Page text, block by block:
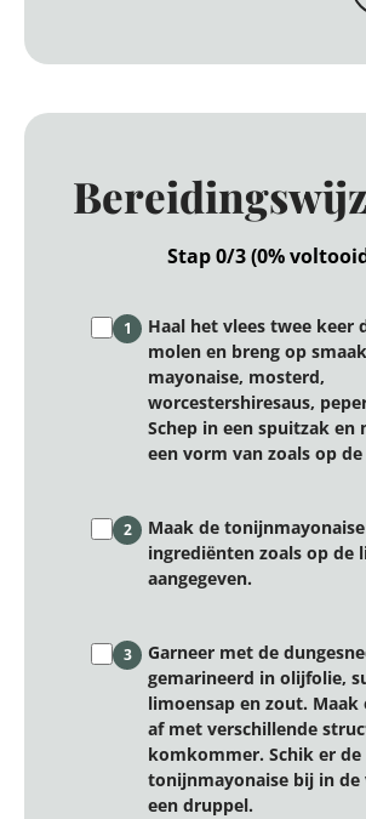
Stap 0/3 (0%
1
Haal het vlees twee keer
molen en breng op
mayonaise, mosterd,
worcestershiresaus,
Schep in een spuitzak en
een vorm van zoals op
2
Maak de
ingrediënten zoals op de
aangegeven.
3
Garneer met de
gemarineerd in olijfolie,
limoensap en zout. Maak
af met verschillende
komkommer. Schik er de
tonijnmayonaise bij in de
een druppel.